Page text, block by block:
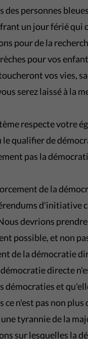
des personnes
un jour férié
pour de la
pour vos
vos vies,
serez laissé à la
respecte votre
qualifier de
pas la
de la
d'initiative
devrions prendre
possible, et non
de la démocratie
directe
et
n'est pas non plus
tyrannie de la
sur lesquelles la